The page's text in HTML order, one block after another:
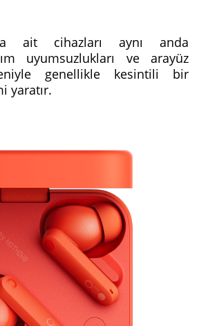
ait cihazları aynı anda
uyumsuzlukları ve arayüz
genellikle kesintili bir
yaratır.